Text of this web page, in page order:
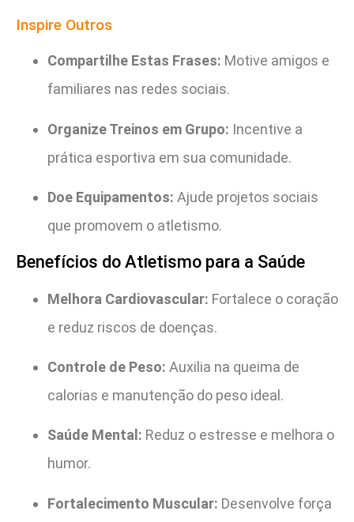
Inspire Outros
Compartilhe Estas Frases: Motive amigos e
familiares nas redes sociais.
Organize Treinos em Grupo: Incentive a
prática esportiva em sua comunidade.
Doe Equipamentos: Ajude projetos sociais
que promovem o atletismo.
Benefícios do Atletismo para a Saúde
Melhora Cardiovascular: Fortalece o coração
e reduz riscos de doenças.
Controle de Peso: Auxilia na queima de
calorias e manutenção do peso ideal.
Saúde Mental: Reduz o estresse e melhora o
humor.
Fortalecimento Muscular: Desenvolve força